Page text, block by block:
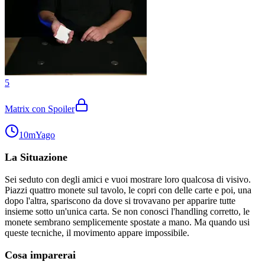
5
Matrix con Spoiler
10mYago
La Situazione
Sei seduto con degli amici e vuoi mostrare loro qualcosa di visivo.
Piazzi quattro monete sul tavolo, le copri con delle carte e poi, una
dopo l'altra, spariscono da dove si trovavano per apparire tutte
insieme sotto un'unica carta. Se non conosci l'handling corretto, le
monete sembrano semplicemente spostate a mano. Ma quando usi
queste tecniche, il movimento appare impossibile.
Cosa imparerai